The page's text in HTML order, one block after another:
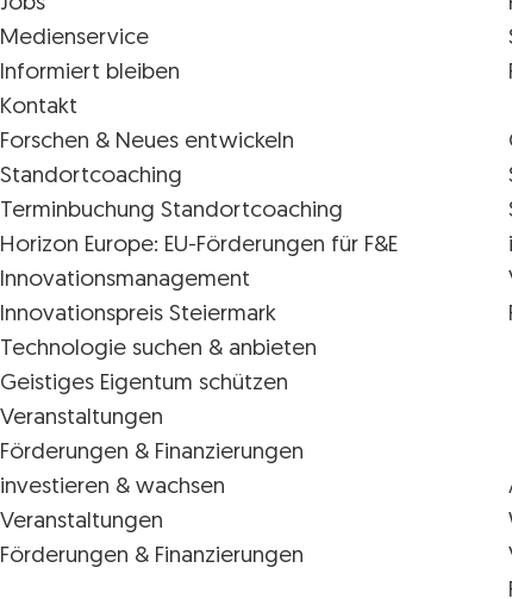
Medienservice
Informiert bleiben
Kontakt
Forschen & Neues entwickeln
Standortcoaching
Terminbuchung Standortcoaching
Horizon Europe: EU-Förderungen für F&E
Innovations­management
Innovationspreis Steiermark
Technologie suchen & anbieten
Geistiges Eigentum schützen
Veranstaltungen
Förderungen & Finanzierungen
investieren & wachsen
Veranstaltungen
Förderungen & Finanzierungen